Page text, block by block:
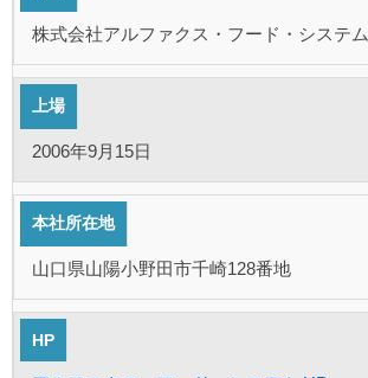
株式会社アルファクス・フード・システム
上場
2006年9月15日
本社所在地
山口県山陽小野田市千崎128番地
HP